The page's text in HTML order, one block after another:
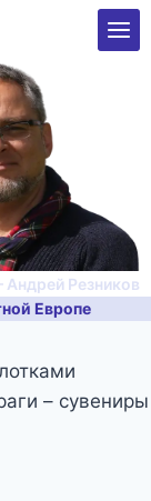
Андрей Резников
Европе